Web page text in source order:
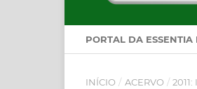
PORTAL DA ESSENTIA
INÍCIO / ACERVO /